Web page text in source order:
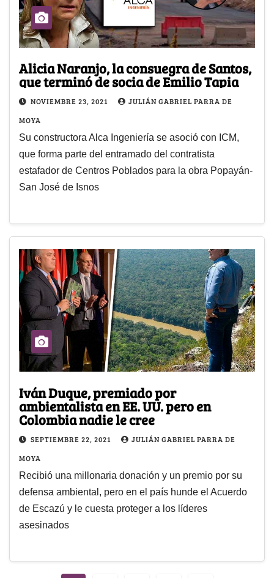
Alicia Naranjo, la consuegra de Santos,
que terminó de socia de Emilio Tapia
NOVIEMBRE 23, 2021
JULIÁN GABRIEL PARRA DE
MOYA
Su constructora Alca Ingeniería se asoció con ICM,
que forma parte del entramado del contratista
estafador de Centros Poblados para la obra Popayán-
San José de Isnos
Iván Duque, premiado por
ambientalista en EE. UU. pero en
Colombia nadie le cree
SEPTIEMBRE 22, 2021
JULIÁN GABRIEL PARRA DE
MOYA
Recibió una millonaria donación y un premio por su
defensa ambiental, pero en el país hunde el Acuerdo
de Escazú y le cuesta proteger a los líderes
asesinados